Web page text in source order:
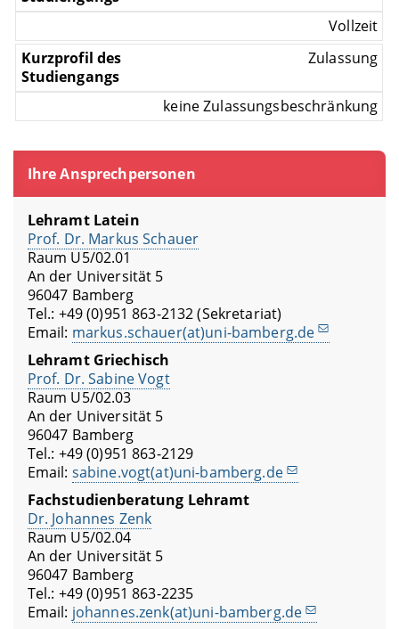
Vollzeit
Zulassung
keine Zulassungsbeschränkung
Ihre Ansprechpersonen
Lehramt Latein
Prof. Dr. Markus Schauer
Raum U5/02.01
An der Universität 5
96047 Bamberg
Tel.: +49 (0)951 863-2132 (Sekretariat)
Email: markus.schauer(at)uni-bamberg.de
Lehramt Griechisch
Prof. Dr. Sabine Vogt
Raum U5/02.03
An der Universität 5
96047 Bamberg
Tel.: +49 (0)951 863-2129
Email: sabine.vogt(at)uni-bamberg.de
Fachstudienberatung Lehramt
Dr. Johannes Zenk
Raum U5/02.04
An der Universität 5
96047 Bamberg
Tel.: +49 (0)951 863-2235
Email: johannes.zenk(at)uni-bamberg.de